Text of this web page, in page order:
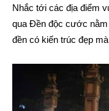
Nhắc tới các địa điểm
qua Đền độc cước
đền có kiến trúc đẹp